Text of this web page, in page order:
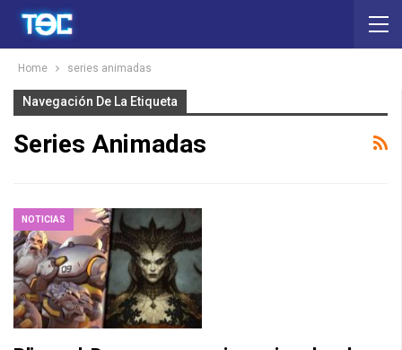
Home series animadas
Navegación De La Etiqueta
Series Animadas
NOTICIAS